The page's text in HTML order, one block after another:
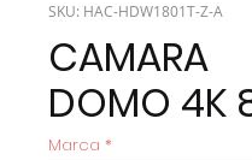
SKU: HAC-HDW1801T-Z-A
CAMARA
DOMO 4K
Marca *